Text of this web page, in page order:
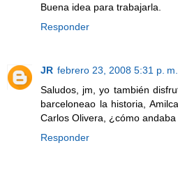
Buena idea para trabajarla.
Responder
JR febrero 23, 2008 5:31 p. m.
Saludos, jm, yo también
barceloneao la historia,
Carlos Olivera, ¿cómo
Responder